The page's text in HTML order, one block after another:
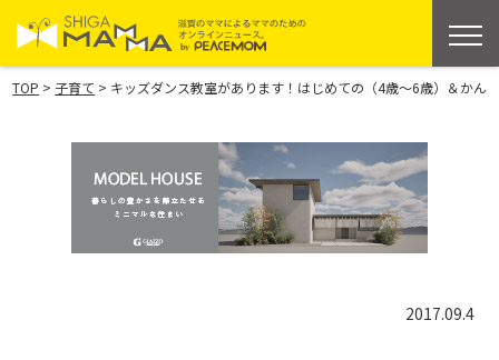
TOP > 子育て > キッズダンス教室があります！はじめての（4歳～6歳）＆か
2017.09.4